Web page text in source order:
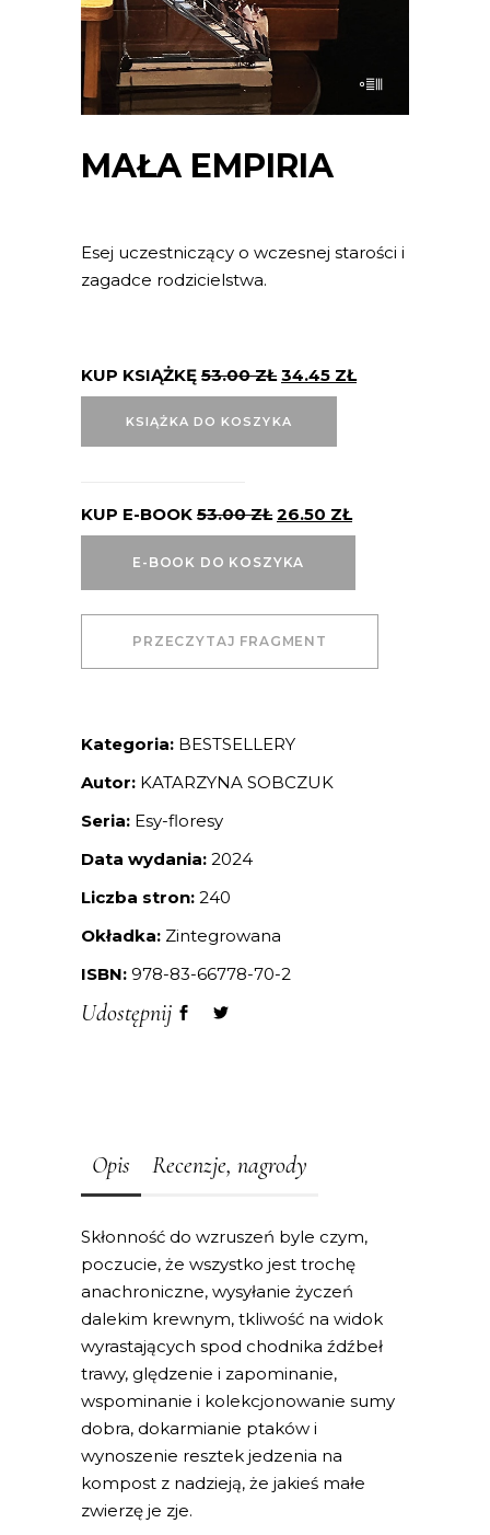
MAŁA EMPIRIA
Esej uczestniczący o wczesnej starości i
zagadce rodzicielstwa.
KUP KSIĄŻKĘ 53.00ZŁ 34.45 ZŁ
KSIĄŻKA DO KOSZYKA
KUP E-BOOK 53.00ZŁ 26.50 ZŁ
E-BOOK DO KOSZYKA
PRZECZYTAJ FRAGMENT
Kategoria: BESTSELLERY
Autor: KATARZYNA SOBCZUK
Seria: Esy-floresy
Data wydania: 2024
Liczba stron: 240
Okładka: Zintegrowana
ISBN: 978-83-66778-70-2
Udostępnij
Opis Recenzje, nagrody
Skłonność do wzruszeń byle czym,
poczucie, że wszystko jest trochę
anachroniczne, wysyłanie życzeń
dalekim krewnym, tkliwość na widok
wyrastających spod chodnika źdźbeł
trawy, ględzenie i zapominanie,
wspominanie i kolekcjonowanie sumy
dobra, dokarmianie ptaków i
wynoszenie resztek jedzenia na
kompost z nadzieją, że jakieś małe
zwierzę je zje.